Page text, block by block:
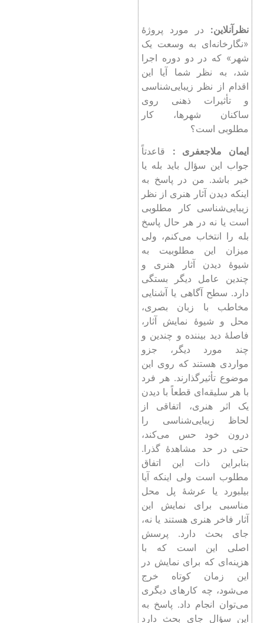
نظرآنلاین: در مورد پروژۀ
«نگارخانه‌ای به وسعت یک
شهر» که در دو دوره اجرا
شد، به نظر شما آیا این
اقدام از نظر زیبایی‌شناسی
و تأثیرات ذهنی روی
ساکنان شهرها، کار
مطلوبی است؟
ایمان ملاجعفری : قاعدتاً
جواب این سؤال باید بله یا
خیر باشد. من در پاسخ به
اینکه دیدن آثار هنری از نظر
زیبایی‌شناسی کار مطلوبی
است یا نه در هر حال پاسخ
بله را انتخاب می‌کنم، ولی
میزان این مطلوبیت به
شیوۀ دیدن آثار هنری و
چندین عامل دیگر بستگی
دارد. سطح آگاهی یا آشنایی
مخاطب با زبان بصری،
محل و شیوۀ نمایش آثار،
فاصلۀ دید بیننده و چندین و
چند مورد دیگر، جزو
مواردی هستند که روی این
موضوع تأثیرگذارند. هر فرد
با هر سلیقه‌ای قطعاً با دیدن
یک اثر هنری، اتفاقی از
لحاظ زیبایی‌شناسی را
درون خود حس می‌کند،
حتی در حد مشاهدۀ گذرا.
بنابراین ذات این اتفاق
مطلوب است ولی اینکه آیا
بیلبورد یا عرشۀ پل محل
مناسبی برای نمایش این
آثار فاخر هنری هستند یا نه،
جای بحث دارد. پرسش
اصلی این است که با
هزینه‌ای که برای نمایش در
این زمان کوتاه خرج
می‌شود، چه کارهای دیگری
می‌توان انجام داد. پاسخ به
این سؤال جای بحث دارد